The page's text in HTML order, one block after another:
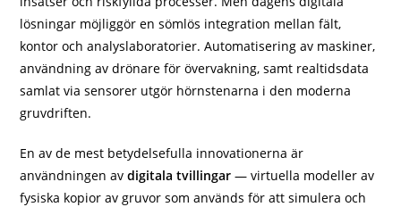
lösningar möjliggör en sömlös integration mellan fält,
kontor och analyslaboratorier. Automatisering av maskiner,
användning av drönare för övervakning, samt realtidsdata
samlat via sensorer utgör hörnstenarna i den moderna
gruvdriften.
En av de mest betydelsefulla innovationerna är
användningen avdigitala tvillingar — virtuella modeller av
fysiska kopior av gruvor som används för att simulera och